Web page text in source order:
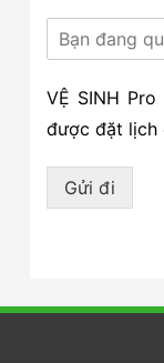
VỆ SINH
được đặt lịch
Gửi đi